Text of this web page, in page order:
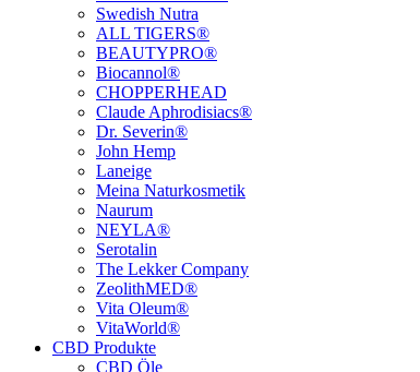
Swedish Nutra
ALL TIGERS®
BEAUTYPRO®
Biocannol®
CHOPPERHEAD
Claude Aphrodisiacs®
Dr. Severin®
John Hemp
Laneige
Meina Naturkosmetik
Naurum
NEYLA®
Serotalin
The Lekker Company
ZeolithMED®
Vita Oleum®
VitaWorld®
CBD Produkte
CBD Öle